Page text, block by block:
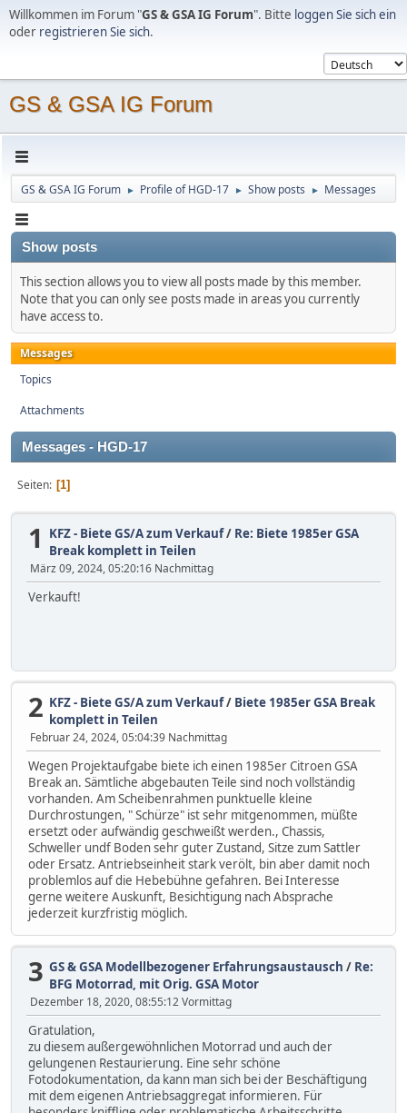
Willkommen im Forum "GS & GSA IG Forum". Bitte loggen Sie sich ein
oder registrieren Sie sich.
GS & GSA IG Forum
GS & GSA IG Forum ► Profile of HGD-17 ► Show posts ► Messages
Show posts
This section allows you to view all posts made by this member.
Note that you can only see posts made in areas you currently
have access to.
Messages
Topics
Attachments
Messages - HGD-17
Seiten 1
1 KFZ - Biete GS/A zum Verkauf/ Re: Biete 1985er GSA
Break komplett in Teilen
März 09, 2024, 05:20:16 Nachmittag
Verkauft!
2 KFZ - Biete GS/A zum Verkauf/ Biete 1985er GSA Break
komplett in Teilen
Februar 24, 2024, 05:04:39 Nachmittag
Wegen Projektaufgabe biete ich einen 1985er Citroen GSA
Break an. Sämtliche abgebauten Teile sind noch vollständig
vorhanden. Am Scheibenrahmen punktuelle kleine
Durchrostungen, " Schürze" ist sehr mitgenommen, müßte
ersetzt oder aufwändig geschweißt werden., Chassis,
Schweller undf Boden sehr guter Zustand, Sitze zum Sattler
oder Ersatz. Antriebseinheit stark verölt, bin aber damit noch
problemlos auf die Hebebühne gefahren. Bei Interesse
gerne weitere Auskunft, Besichtigung nach Absprache
jederzeit kurzfristig möglich.
3 GS & GSA Modellbezogener Erfahrungsaustausch / Re:
BFG Motorrad, mit Orig. GSA Motor
Dezember 18, 2020, 08:55:12 Vormittag
Gratulation,
zu diesem außergewöhnlichen Motorrad und auch der
gelungenen Restaurierung. Eine sehr schöne
Fotodokumentation, da kann man sich bei der Beschäftigung
mit dem eigenen Antriebsaggregat informieren. Für